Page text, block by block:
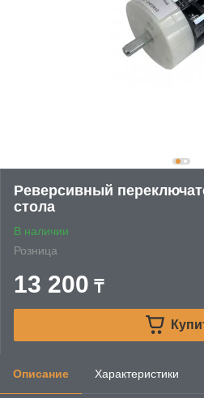
Реверсивный
стола
В наличии
Розница
13 200 ₸
Описание Характеристики